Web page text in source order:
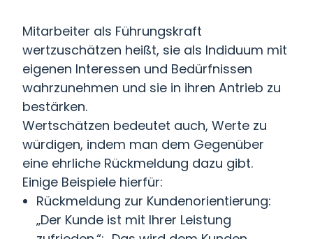
Mitarbeiter als Führungskraft
wertzuschätzen heißt, sie als Indiduum mit
eigenen Interessen und Bedürfnissen
wahrzunehmen und sie in ihren Antrieb zu
bestärken.
Wertschätzen bedeutet auch, Werte zu
würdigen, indem man dem Gegenüber
eine ehrliche Rückmeldung dazu gibt.
Einige Beispiele hierfür:
Rückmeldung zur Kundenorientierung:
„Der Kunde ist mit Ihrer Leistung